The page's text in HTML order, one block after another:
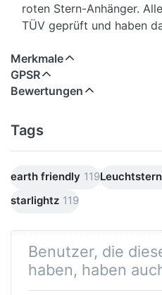
roten Stern-Anhänger.
TÜV geprüft und haben
Merkmale
GPSR
Bewertungen
Tags
earth friendly 119
starlightz 119
Benutzer, die
haben, haben